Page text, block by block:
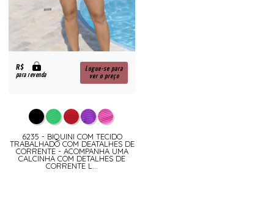
R$
para revenda
Logue-se para
ver o preço
6235 - BIQUINI COM TECIDO
TRABALHADO COM DEATALHES DE
CORRENTE - ACOMPANHA UMA
CALCINHA COM DETALHES DE
CORRENTE L...